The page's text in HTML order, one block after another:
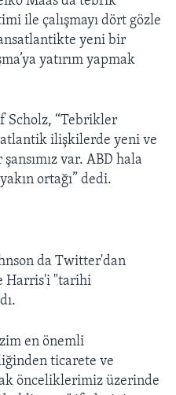
ile çalışmayı dört gözle
yeni bir
yatırım yapmak
Scholz, “Tebrikler
ilişkilerde yeni ve
var. ABD hala
ortağı” dedi.
da Twitter'dan
Harris'i "tarihi
en önemli
ticarete ve
önceliklerimiz üzerinde